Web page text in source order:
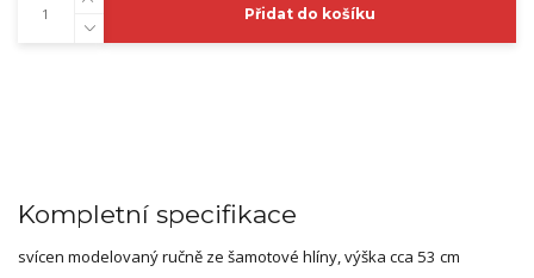
Přidat do košíku
Kompletní specifikace
svícen modelovaný ručně ze šamotové hlíny, výška cca 53 cm